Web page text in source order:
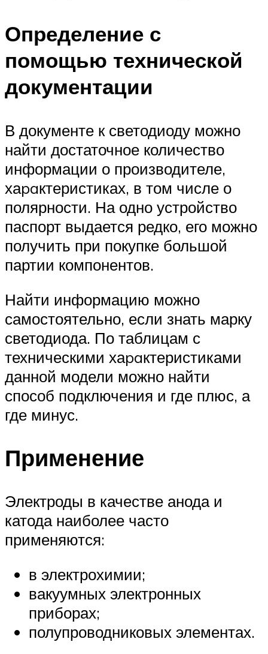
Определение с
помощью технической
документации
В документе к светодиоду можно
найти достаточное количество
информации о производителе,
хаpaктеристиках, в том числе о
полярности. На одно устройство
паспорт выдается редко, его можно
получить при покупке большой
партии компонентов.
Найти информацию можно
самостоятельно, если знать марку
светодиода. По таблицам с
техническими хаpaктеристиками
данной модели можно найти
способ подключения и где плюс, а
где минус.
Применение
Электроды в качестве анода и
катода наиболее часто
применяются:
в электрохимии;
вакуумных электронных
приборах;
полупроводниковых элементах.